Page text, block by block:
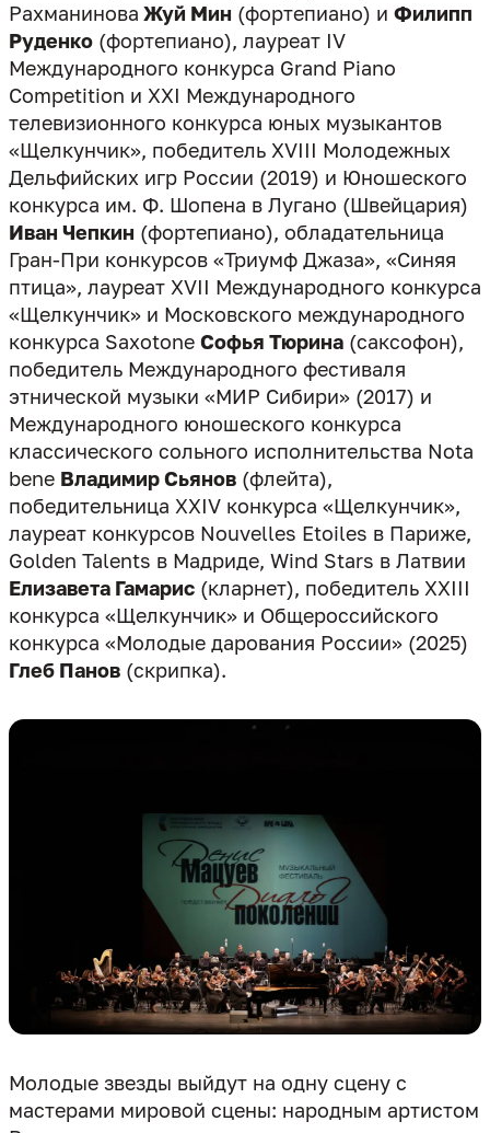
Рахманинова Жуй Мин (фортепиано) и Филипп
Руденко (фортепиано), лауреат IV
Международного конкурса Grand Piano
Competition и XXI Международного
телевизионного конкурса юных музыкантов
«Щелкунчик», победитель XVIII Молодежных
Дельфийских игр России (2019) и Юношеского
конкурса им. Ф. Шопена в Лугано (Швейцария)
Иван Чепкин (фортепиано), обладательница
Гран-При конкурсов «Триумф Джаза», «Синяя
птица», лауреат XVII Международного конкурса
«Щелкунчик» и Московского международного
конкурса Saxotone Софья Тюрина (саксофон),
победитель Международного фестиваля
этнической музыки «МИР Сибири» (2017) и
Международного юношеского конкурса
классического сольного исполнительства Nota
bene Владимир Сьянов (флейта),
победительница XXIV конкурса «Щелкунчик»,
лауреат конкурсов Nouvelles Etoiles в Париже,
Golden Talents в Мадриде, Wind Stars в Латвии
Елизавета Гамарис (кларнет), победитель XXIII
конкурса «Щелкунчик» и Общероссийского
конкурса «Молодые дарования России» (2025)
Глеб Панов (скрипка).
Молодые звезды выйдут на одну сцену с
мастерами мировой сцены: народным артистом